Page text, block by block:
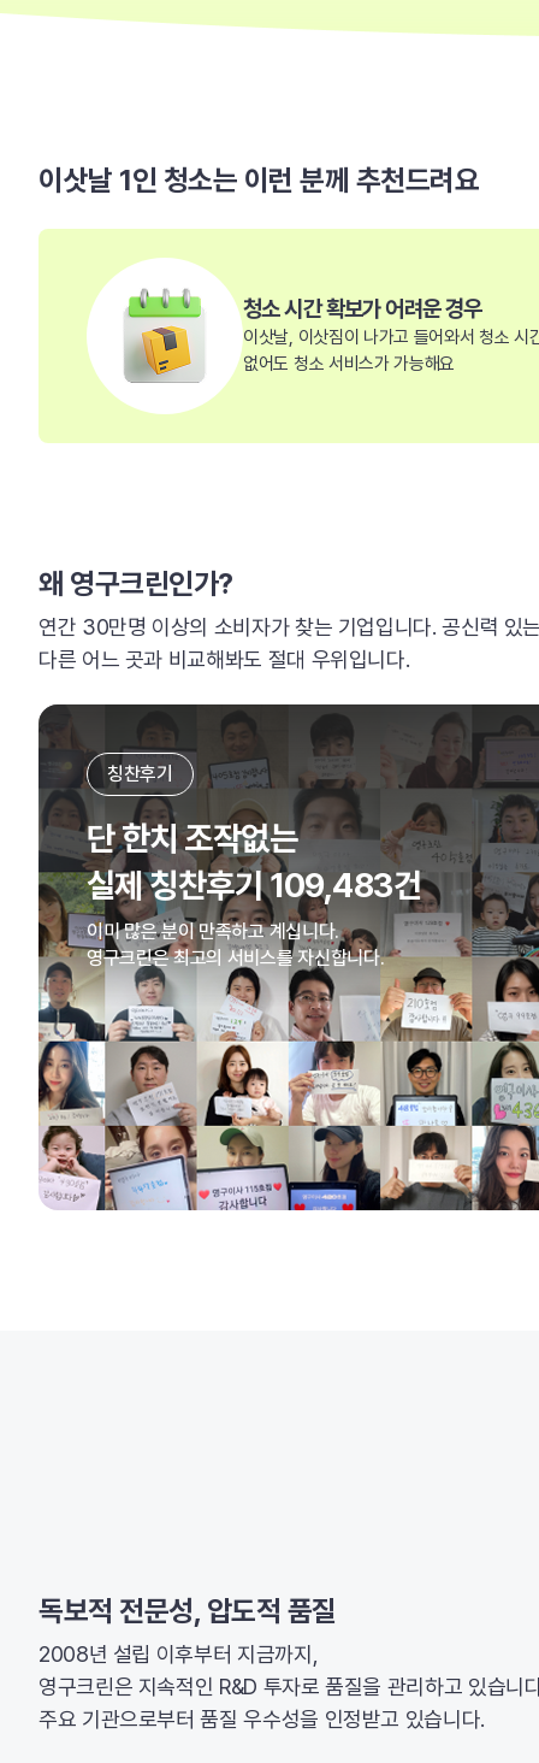
이삿날 1인 청소는 이런 분께 추천드려요
청소 시간 확보가 어려운 경우
이삿날, 이삿짐이 나가고 들어와서 청소 시
없어도 청소 서비스가 가능해요
왜 영구크린인가?
연간 30만명 이상의 소비자가 찾는 기업입니다. 공신력 있
다른 어느 곳과 비교해봐도 절대 우위입니다.
칭찬후기
단 한치 조작없는
실제 칭찬후기 109,483건
이미 많은 분이 만족하고 계십니다.
영구크린은 최고의 서비스를 자신합니다.
독보적 전문성, 압도적 품질
2008년 설립 이후부터 지금까지,
영구크린은 지속적인 R&D 투자로 품질을 관리하고 있습니
주요 기관으로부터 품질 우수성을 인정받고 있습니다.